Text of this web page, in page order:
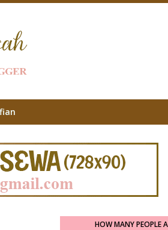
HOW MANY PEOPLE